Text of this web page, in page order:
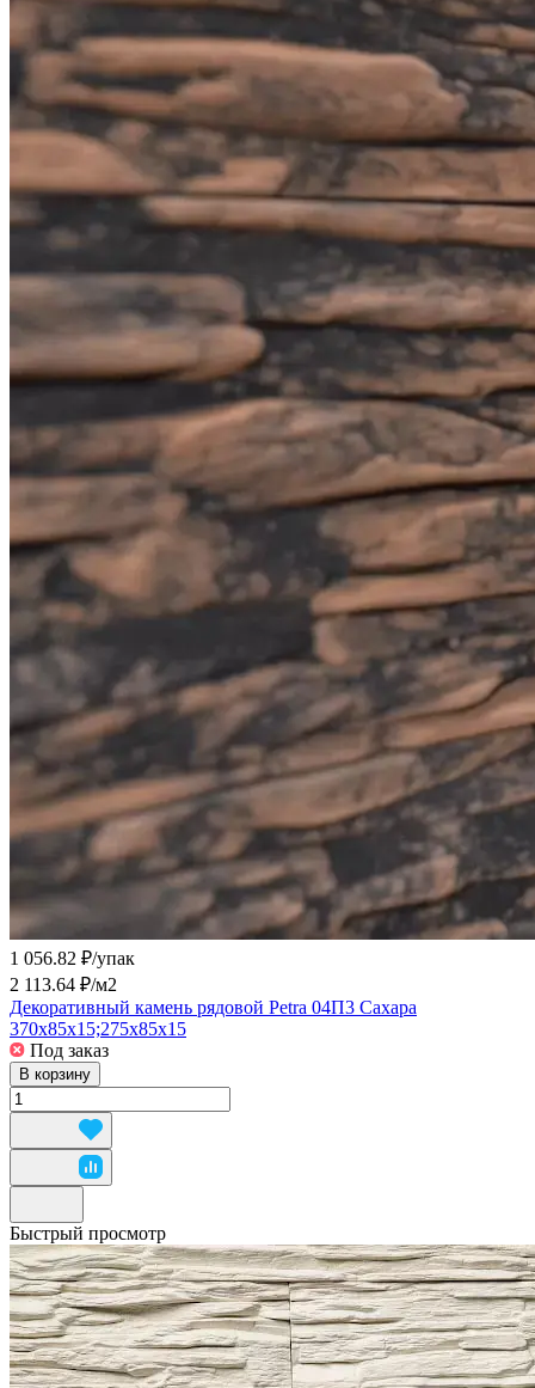
1 056.82 ₽/упак
2 113.64 ₽/м2
Декоративный камень рядовой Petra 04П3 Сахара
370х85х15;275х85х15
Под заказ
В корзину
Быстрый просмотр